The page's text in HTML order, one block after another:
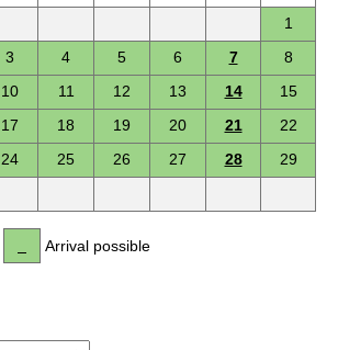
1
3 4 5 6 7
8
10 11 12 13 14
15
17 18 19 20 21
22
24 25 26 27 28
29
Arrival possible